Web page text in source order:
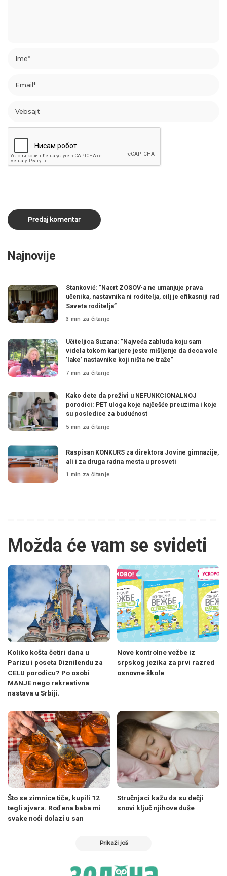
Najnovije
Stanković: ”Nacrt ZOSOV-a ne umanjuje prava
učenika, nastavnika ni roditelja, cilj je efikasniji rad
Saveta roditelja”
3 min za čitanje
Učiteljica Suzana: ”Najveća zabluda koju sam
videla tokom karijere jeste mišljenje da deca vole
’lake’ nastavnike koji ništa ne traže”
7 min za čitanje
Kako dete da preživi u NEFUNKCIONALNOJ
porodici: PET uloga koje najčešće preuzima i koje
su posledice za budućnost
5 min za čitanje
Raspisan KONKURS za direktora Jovine gimnazije,
ali i za druga radna mesta u prosveti
1 min za čitanje
Možda će vam se svideti
Koliko košta četiri dana u
Parizu i poseta Diznilendu za
CELU porodicu? Po osobi
MANJE nego rekreativna
nastava u Srbiji.
Nove kontrolne vežbe iz
srpskog jezika za prvi razred
osnovne škole
Što se zimnice tiče, kupili 12
tegli ajvara. Rođena baba mi
svake noći dolazi u san
Stručnjaci kažu da su dečji
snovi ključ njihove duše
Prikaži još